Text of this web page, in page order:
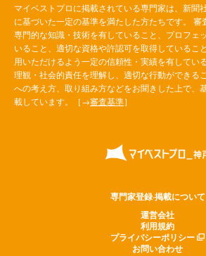
マイベストプロに掲載されている専門家は、新聞
に基づいた一定の基準を満たした方たちです。 審
専門的な知識・技術を有していること、プロフェ
いること、適切な資格や許認可を取得しているこ
用いただけるよう一定の信頼性・実績を有してい
理観・社会的責任を理解し、適切な行動ができる
への考え方、取り組み方などをお聞きした上で、
載しています。［→審査基準］
専門家登録·掲載について
運営会社
利用規約
プライバシーポリシー
お問い合わせ